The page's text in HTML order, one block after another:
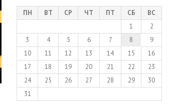
ПН ВТ СР ЧТ ПТ СБ
ВС
1
2
3
4 5 6 7 8
9
10
11 12 13 14 15
16
17
18 19 20 21 22
23
24
25 26 27 28 29
30
31